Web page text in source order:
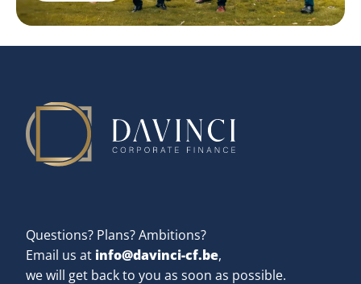
Questions? Plans? Ambitions?
Email us at info@davinci-cf.be,
we will get back to you as soon as possible.